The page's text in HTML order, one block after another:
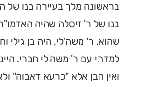
בראשונה מלך בעיירה בנו
בנו של ר' זיסלה שהיה האדמו"ר
שהוא, ר' משה'לי, היה בן גילי
למדתי עם ר' משה'לי חברי.
ואין הבן אלא "כרעא דאבוה"
בית כנסת או
ברסלב?
בארץ ובעולם! מצאו זמני תפילות, שיעורי